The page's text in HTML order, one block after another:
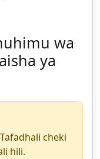
wa
ya
cheki
hili.